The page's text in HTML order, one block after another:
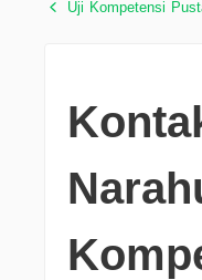
Uji Kompetensi